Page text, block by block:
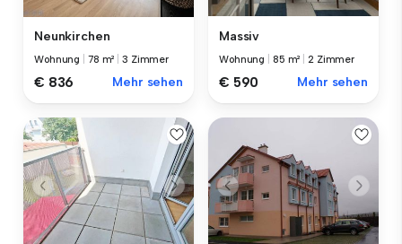
Neunkirchen
Wohnung 78 m² |3 Zimmer
€ 836 Mehr sehen
Massiv
Wohnung 85 m² 2 Zimmer
€ 590 Mehr sehen